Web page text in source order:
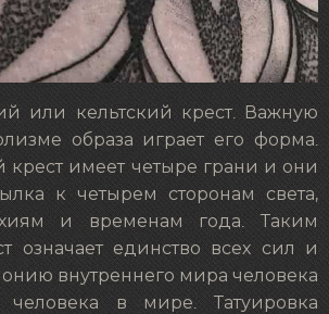
или кельтский крест. Важную
образа играет его форма.
крест имеет четыре грани и они
к четырем сторонам света,
и временам года. Таким
означает единство всех сил и
внутреннего мира человека
в мире. Татуировка